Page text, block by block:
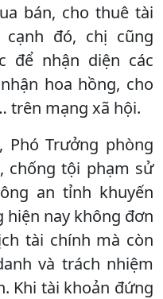
bán, cho thuê tài
cạnh đó, chị cũng
để nhận diện các
hoa hồng, cho
trên mạng xã hội.
Trưởng phòng
chống tội phạm sử
an tỉnh khuyến
hiện nay không đơn
tài chính mà còn
và trách nhiệm
Khi tài khoản đứng